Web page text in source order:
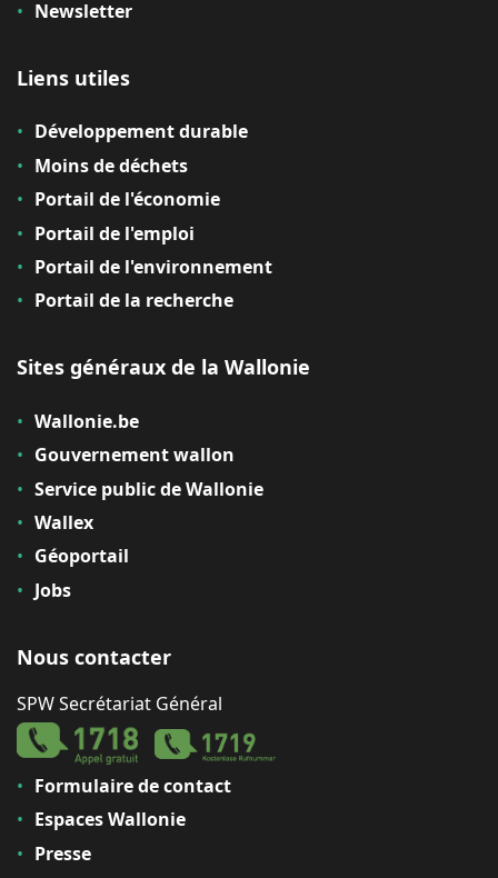
Newsletter
Liens utiles
Développement durable
Moins de déchets
Portail de l'économie
Portail de l'emploi
Portail de l'environnement
Portail de la recherche
Sites généraux de la Wallonie
Wallonie.be
Gouvernement wallon
Service public de Wallonie
Wallex
Géoportail
Jobs
Nous contacter
SPW Secrétariat Général
Formulaire de contact
Espaces Wallonie
Presse